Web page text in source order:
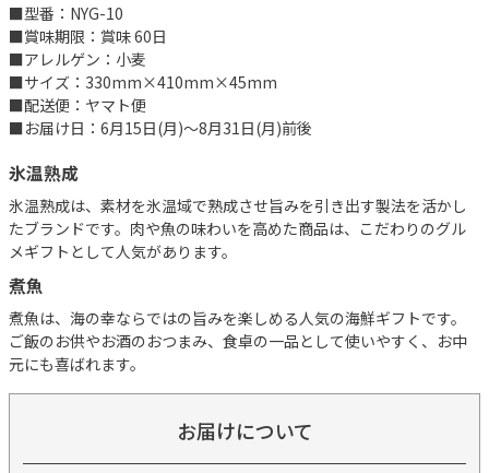
■型番：NYG-10
■賞味期限：賞味 60日
■アレルゲン：小麦
■サイズ：330mm×410mm×45mm
■配送便：ヤマト便
■お届け日：6月15日(月)～8月31日(月)前後
氷温熟成
氷温熟成は、素材を氷温域で熟成させ旨みを引き出す製法を活かし
たブランドです。肉や魚の味わいを高めた商品は、こだわりのグル
メギフトとして人気があります。
煮魚
煮魚は、海の幸ならではの旨みを楽しめる人気の海鮮ギフトです。
ご飯のお供やお酒のおつまみ、食卓の一品として使いやすく、お中
元にも喜ばれます。
お届けについて